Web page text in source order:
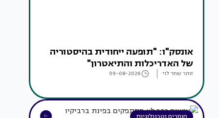
אונסק"ו: "תופעה ייחודית בהיסטוריה
של האדריכלות והתיאטרון"
זוהר שחר לוי 09-08-2026